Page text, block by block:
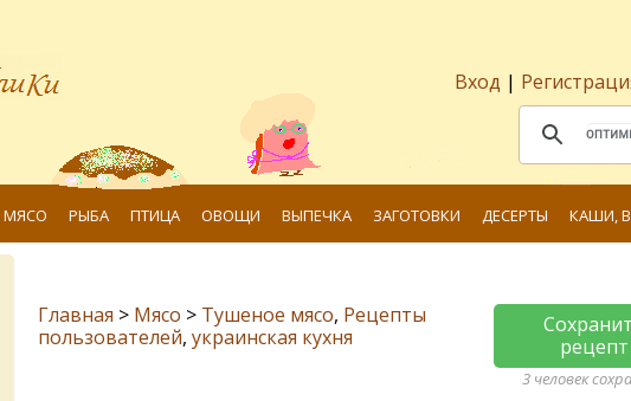
Вход |
МЯСО РЫБА ПТИЦА ОВОЩИ ВЫПЕЧКА ЗАГОТОВКИ ДЕСЕРТЫ КАШИ,
Главная > Мясо > Тушеное мясо, Рецепты
пользователей, украинская кухня
рецепт
3 человек